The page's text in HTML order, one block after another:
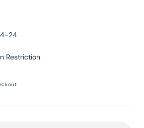
24
Restriction